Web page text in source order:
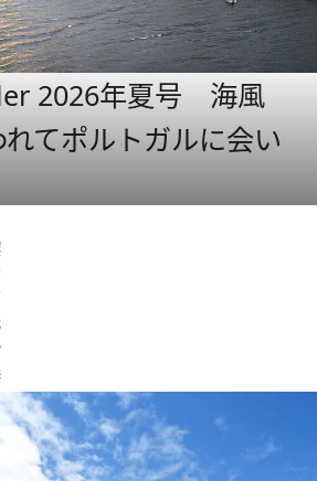
2026年夏号 海風
てポルトガルに会い